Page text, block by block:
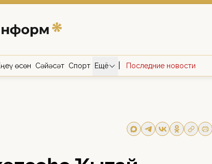
өсөн Сәйәсәт Спорт Ещё Последние новости